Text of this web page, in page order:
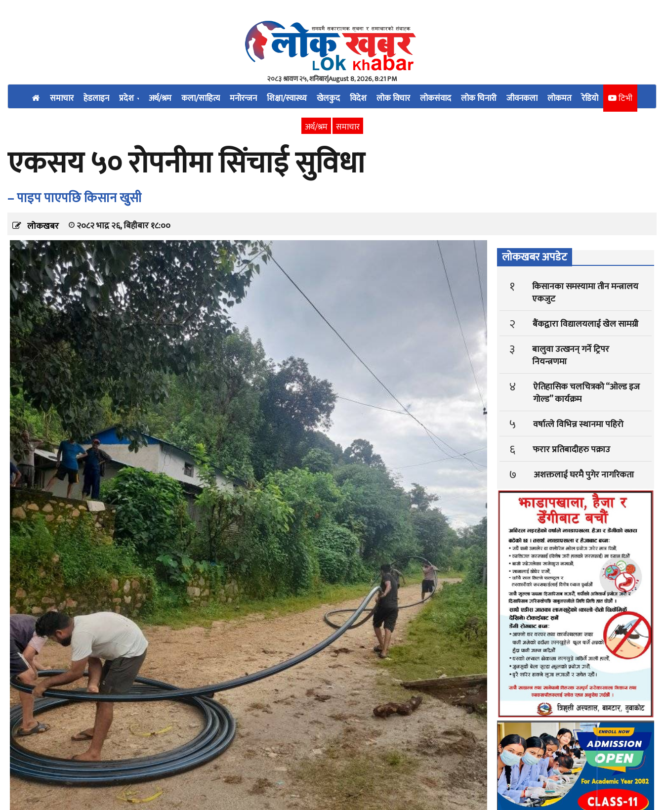
२०८३ श्रावण २५, शनिबार|August 8, 2026, 8:21 PM
समाचार हेडलाइन प्रदेश अर्थ/श्रम कला/साहित्य मनोरन्जन शिक्षा/स्वास्थ्य खेलकुद विदेश लोक विचार लोकसंवाद लोक चिनारी जीवनकला लोकमत रेडियो टिभी
अर्थ/श्रम समाचार
एकसय ५० रोपनीमा सिंचाई सुविधा
– पाइप पाएपछि किसान खुुसी
लोकखबर २०८२ भाद्र २६, बिहीबार १८:००
लोकखबर अपडेट
१
किसानका समस्यामा तीन मन्त्रालय
एकजुट
२ बैंकद्वारा विद्यालयलाई खेल सामग्री
३
बालुवा उत्खनन् गर्ने ट्रिपर
नियन्त्रणमा
४
ऐतिहासिक चलचित्रको “ओल्ड इज
गोल्ड” कार्यक्रम
५ वर्षात्ले विभिन्न स्थानमा पहिरो
६ फरार प्रतिबादीहरु पक्राउ
७ अशक्तलाई घरमै पुगेर नागरिकता